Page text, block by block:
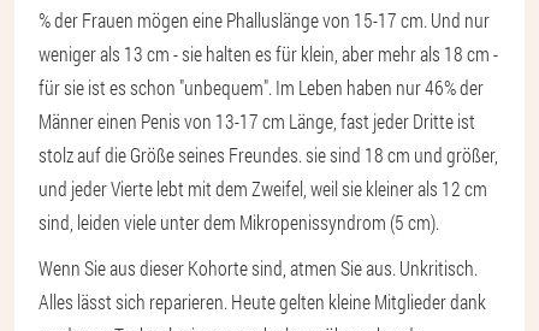
% der Frauen mögen eine Phalluslänge von 15-17 cm. Und nur
weniger als 13 cm - sie halten es für klein, aber mehr als 18 cm -
für sie ist es schon "unbequem". Im Leben haben nur 46% der
Männer einen Penis von 13-17 cm Länge, fast jeder Dritte ist
stolz auf die Größe seines Freundes. sie sind 18 cm und größer,
und jeder Vierte lebt mit dem Zweifel, weil sie kleiner als 12 cm
sind, leiden viele unter dem Mikropenissyndrom (5 cm).
Wenn Sie aus dieser Kohorte sind, atmen Sie aus. Unkritisch.
Alles lässt sich reparieren. Heute gelten kleine Mitglieder dank